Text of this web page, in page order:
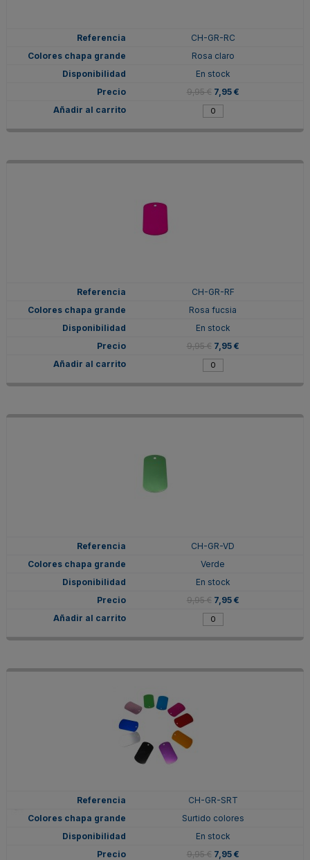
CH-GR-RC
Rosa claro
En stock
9,95 € 7,95 €
CH-GR-RF
Rosa fucsia
En stock
9,95 € 7,95 €
CH-GR-VD
Verde
En stock
9,95 € 7,95 €
CH-GR-SRT
Surtido colores
En stock
9,95 € 7,95 €